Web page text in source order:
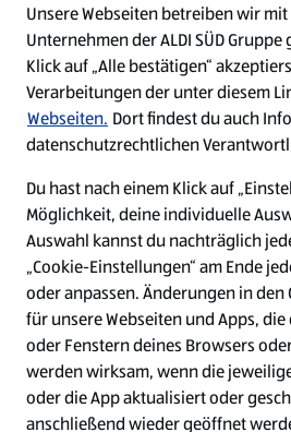
W
i
r
d
a
u
f
W
i
r
d
a
u
f
Cookie - Liste
Unsere Webseiten betreiben wir
Unternehmen der ALDI SÜD
Klick auf „Alle bestätigen“
Verarbeitungen der unter diesem
Webseiten. Dort findest du auch
datenschutzrechtlichen
Du hast nach einem Klick auf
Möglichkeit, deine individuelle
Auswahl kannst du nachträglich
„Cookie-Einstellungen“ am Ende
oder anpassen. Änderungen in
für unsere Webseiten und Apps,
oder Fenstern deines Browsers
werden wirksam, wenn die
oder die App aktualisiert oder
anschließend wieder geöffnet